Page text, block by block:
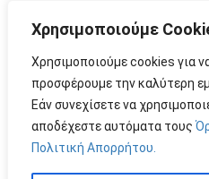
Χρησιμοποιούμε
Χρησιμοποιούμε cookies για
προσφέρουμε την καλύτερη
Εάν συνεχίσετε να
αποδέχεστε αυτόματα τους
Πολιτική Απορρήτου.